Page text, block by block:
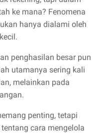
ke mana? Fenomena
hanya dialami oleh
penghasilan besar pun
utamanya sering kali
melainkan pada
penting, tetapi
cara mengelola